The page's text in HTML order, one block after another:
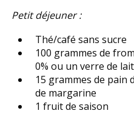
Petit déjeuner :
Thé/café sans sucre
100 grammes de
0% ou un verre de
15 grammes de pain
de margarine
1 fruit de saison